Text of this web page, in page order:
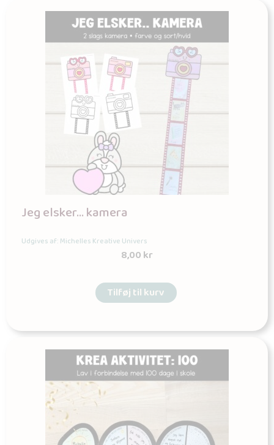
Jeg elsker… kamera
Udgives af: Michelles Kreative Univers
8,00kr
Tilføj til kurv